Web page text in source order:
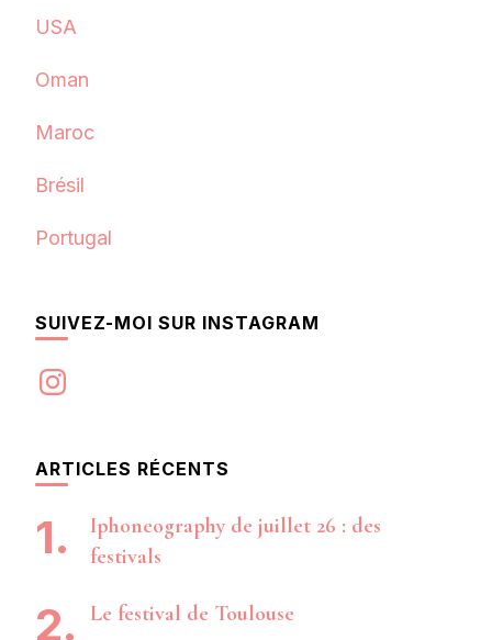
USA
Oman
Maroc
Brésil
Portugal
SUIVEZ-MOI SUR INSTAGRAM
Instagram
ARTICLES RÉCENTS
Iphoneography de juillet 26 : des
festivals
Le festival de Toulouse